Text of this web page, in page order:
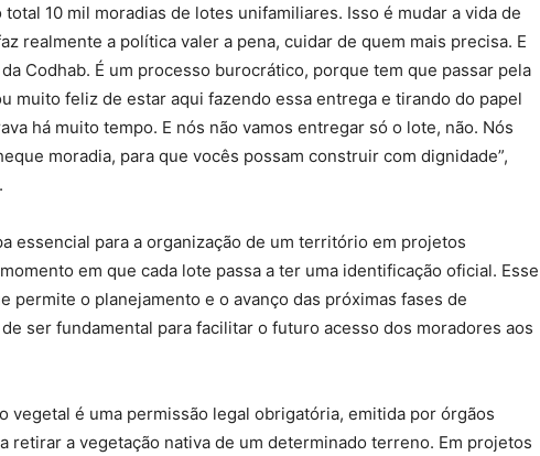
10 mil moradias de lotes unifamiliares. Isso é mudar a vida de
realmente a política valer a pena, cuidar de quem mais precisa. E
Codhab. É um processo burocrático, porque tem que passar pela
muito feliz de estar aqui fazendo essa entrega e tirando do papel
há muito tempo. E nós não vamos entregar só o lote, não. Nós
moradia, para que vocês possam construir com dignidade”,
essencial para a organização de um território em projetos
em que cada lote passa a ter uma identificação oficial. Esse
permite o planejamento e o avanço das próximas fases de
ser fundamental para facilitar o futuro acesso dos moradores aos
vegetal é uma permissão legal obrigatória, emitida por órgãos
retirar a vegetação nativa de um determinado terreno. Em projetos